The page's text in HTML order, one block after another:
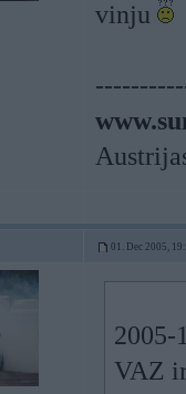
vinju
01. Dec 2005,
2005-
VAZ